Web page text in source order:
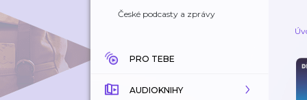
České podcasty a zprávy
PRO TEBE
AUDIOKNIHY